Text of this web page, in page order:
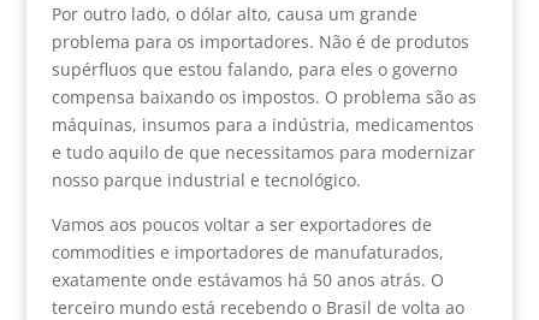
Por outro lado, o dólar alto, causa um grande
problema para os importadores. Não é de produtos
supérfluos que estou falando, para eles o governo
compensa baixando os impostos. O problema são as
máquinas, insumos para a indústria, medicamentos
e tudo aquilo de que necessitamos para modernizar
nosso parque industrial e tecnológico.
Vamos aos poucos voltar a ser exportadores de
commodities e importadores de manufaturados,
exatamente onde estávamos há 50 anos atrás. O
terceiro mundo está recebendo o Brasil de volta ao